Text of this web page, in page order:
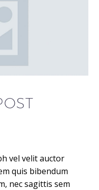
vel velit auctor
quis bibendum
nec sagittis sem